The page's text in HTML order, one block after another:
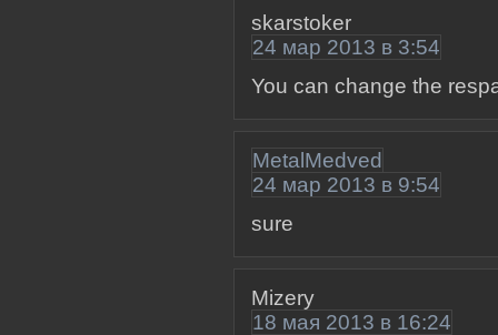
skarstoker
24 мар 2013 в 3:54
You can change the
MetalMedved
24 мар 2013 в 9:54
sure
Mizery
18 мая 2013 в 16:24